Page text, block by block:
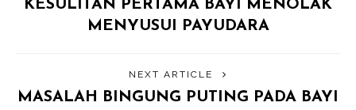
KESULITAN PERTAMA BAYI MENOLAK
MENYUSUI PAYUDARA
NEXT ARTICLE
MASALAH BINGUNG PUTING PADA BAYI